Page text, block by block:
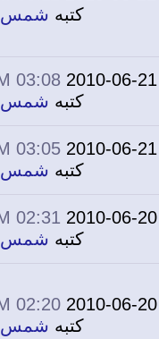
كتبه شمس
2010-06-21
03:08 AM
كتبه شمس
2010-06-21
03:05 AM
كتبه شمس
2010-06-20
02:31 AM
كتبه شمس
2010-06-20
02:20 AM
كتبه شمس